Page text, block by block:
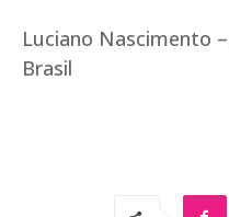
Luciano Nascimento
Brasil